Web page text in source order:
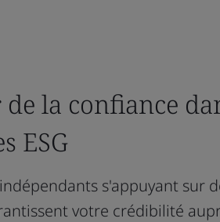
la confiance
ESG
s'appuyant sur
votre crédibilité